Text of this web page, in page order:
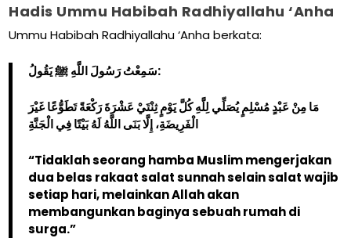
Hadis Ummu Habibah Radhiyallahu ‘Anha
Ummu Habibah Radhiyallahu ‘Anha berkata:
سَمِعْتُ رَسُولَ اللَّهِ ﷺ يَقُولُ:
مَا مِنْ عَبْدٍ مُسْلِمٍ يُصَلِّي لِلَّهِ كُلَّ يَوْمٍ ثِنْتَيْ عَشْرَةَ رَكْعَةً تَطَوُّعًا غَيْرَ
الْفَرِيضَةِ، إِلَّا بَنَى اللَّهُ لَهُ بَيْتًا فِي الْجَنَّةِ
“Tidaklah seorang hamba Muslim mengerjakan
dua belas rakaat salat sunnah selain salat wajib
setiap hari, melainkan Allah akan
membangunkan baginya sebuah rumah di
surga.”